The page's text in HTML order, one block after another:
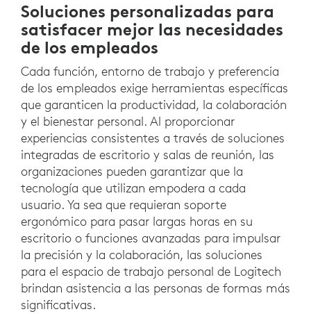
Soluciones personalizadas para
satisfacer mejor las necesidades
de los empleados
Cada función, entorno de trabajo y preferencia
de los empleados exige herramientas específicas
que garanticen la productividad, la colaboración
y el bienestar personal. Al proporcionar
experiencias consistentes a través de soluciones
integradas de escritorio y salas de reunión, las
organizaciones pueden garantizar que la
tecnología que utilizan empodera a cada
usuario. Ya sea que requieran soporte
ergonómico para pasar largas horas en su
escritorio o funciones avanzadas para impulsar
la precisión y la colaboración, las soluciones
para el espacio de trabajo personal de Logitech
brindan asistencia a las personas de formas más
significativas.